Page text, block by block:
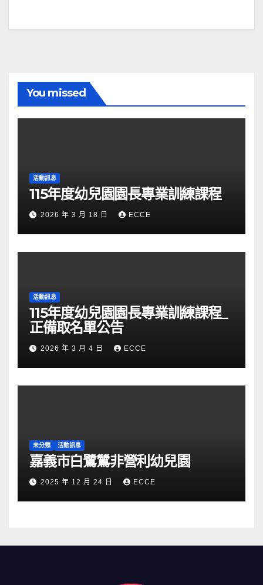
You missed
活動訊息
115年度幼兒園園長專業訓練課程
2026 年 3 月 18 日 ECCE
活動訊息
115年度幼兒園園長專業訓練課程_
正備取名單公告
2026 年 3 月 4 日 ECCE
未分類 活動訊息
嘉義市白鷺鷥非營利幼兒園
2025 年 12 月 24 日 ECCE